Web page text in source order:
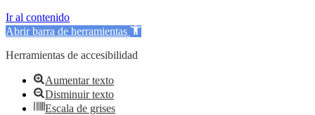
Ir al contenido
Abrir barra de herramientas
Herramientas de accesibilidad
Aumentar texto
Disminuir texto
Escala de grises